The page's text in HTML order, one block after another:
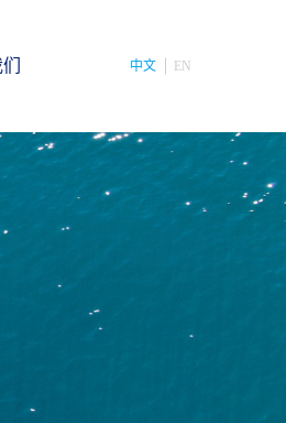
中文 EN